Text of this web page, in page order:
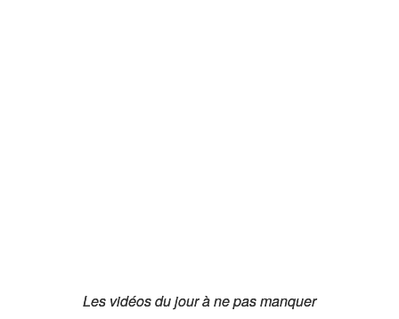
Les vidéos du jour à ne pas manquer
Les vidéos du jour à ne pas manquer